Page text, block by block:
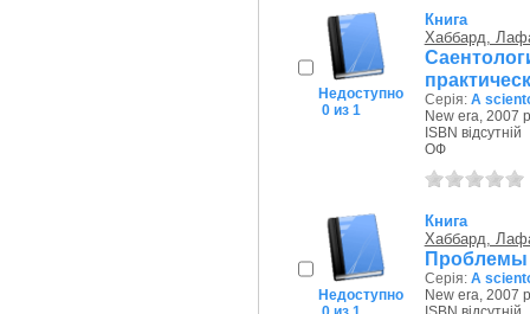
Недоступно
0 из 1
Книга
Хаббард,
Серія: A
New era, 2007
ISBN відсутній
ОФ
Недоступно
Книга
Хаббард,
Проблемы
Серія: A
New era, 2007